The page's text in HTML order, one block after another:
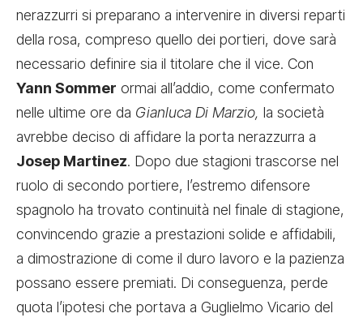
nerazzurri si preparano a intervenire in diversi reparti
della rosa, compreso quello dei portieri, dove sarà
necessario definire sia il titolare che il vice. Con
Yann Sommer ormai all’addio, come confermato
nelle ultime ore da Gianluca Di Marzio, la società
avrebbe deciso di affidare la porta nerazzurra a
Josep Martinez. Dopo due stagioni trascorse nel
ruolo di secondo portiere, l’estremo difensore
spagnolo ha trovato continuità nel finale di stagione,
convincendo grazie a prestazioni solide e affidabili,
a dimostrazione di come il duro lavoro e la pazienza
possano essere premiati. Di conseguenza, perde
quota l’ipotesi che portava a Guglielmo Vicario del